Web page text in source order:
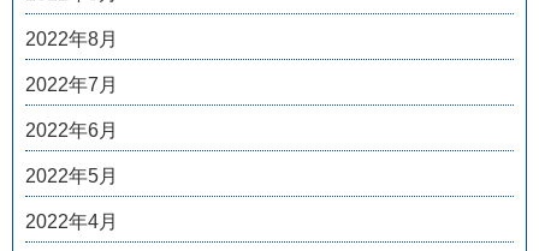
2022年8月
2022年7月
2022年6月
2022年5月
2022年4月